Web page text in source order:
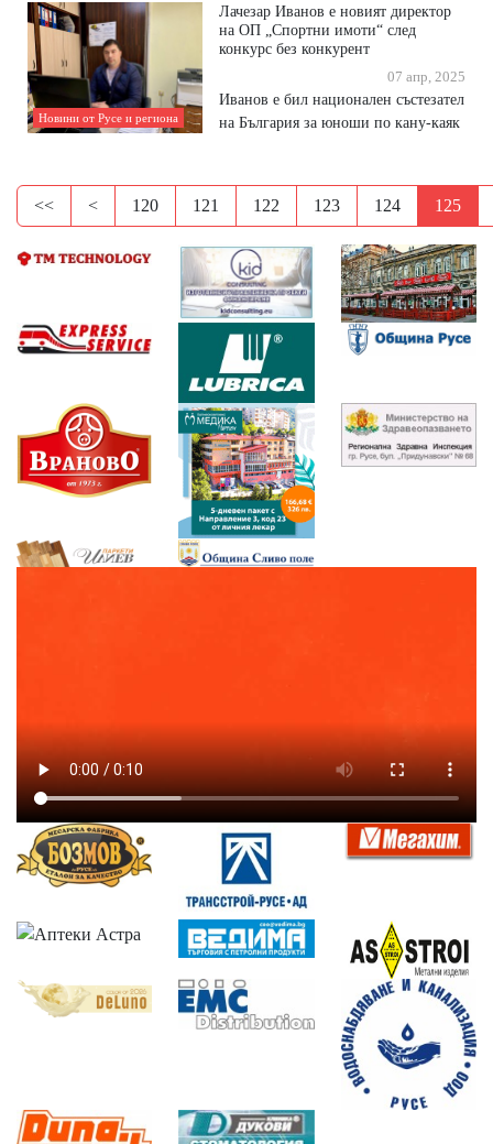
Новини от Русе и региона
Лачезар Иванов е новият директор
на ОП „Спортни имоти“ след
конкурс без конкурент
07 апр, 2025
Иванов е бил национален състезател
на България за юноши по кану-каяк
<< < 120 121 122 123 124 125